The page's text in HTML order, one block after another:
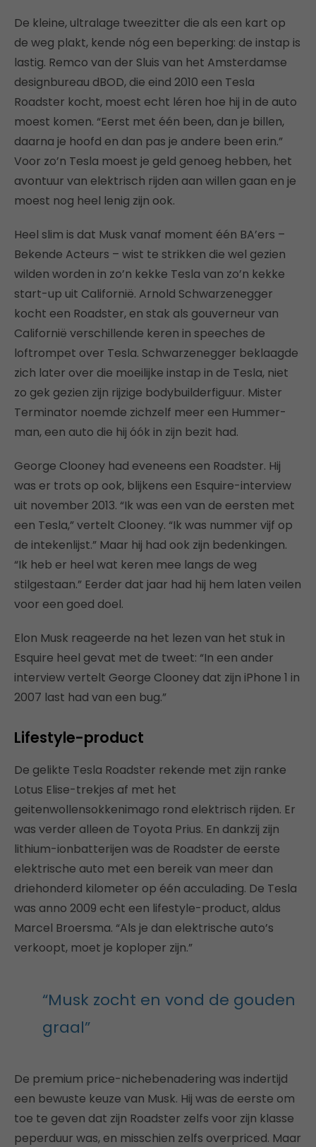
De kleine, ultralage tweezitter die als een kart op
de weg plakt, kende nóg een beperking: de instap is
lastig. Remco van der Sluis van het Amsterdamse
designbureau dBOD, die eind 2010 een Tesla
Roadster kocht, moest echt léren hoe hij in de auto
moest komen. “Eerst met één been, dan je billen,
daarna je hoofd en dan pas je andere been erin.”
Voor zo’n Tesla moest je geld genoeg hebben, het
avontuur van elektrisch rijden aan willen gaan en je
moest nog heel lenig zijn ook.
Heel slim is dat Musk vanaf moment één BA’ers –
Bekende Acteurs – wist te strikken die wel gezien
wilden worden in zo’n kekke Tesla van zo’n kekke
start-up uit Californië. Arnold Schwarzenegger
kocht een Roadster, en stak als gouverneur van
Californië verschillende keren in speeches de
loftrompet over Tesla. Schwarzenegger beklaagde
zich later over die moeilijke instap in de Tesla, niet
zo gek gezien zijn rijzige bodybuilderfiguur. Mister
Terminator noemde zichzelf meer een Hummer-
man, een auto die hij óók in zijn bezit had.
George Clooney had eveneens een Roadster. Hij
was er trots op ook, blijkens een Esquire-interview
uit november 2013. “Ik was een van de eersten met
een Tesla,” vertelt Clooney. “Ik was nummer vijf op
de intekenlijst.” Maar hij had ook zijn bedenkingen.
“Ik heb er heel wat keren mee langs de weg
stilgestaan.” Eerder dat jaar had hij hem laten veilen
voor een goed doel.
Elon Musk reageerde na het lezen van het stuk in
Esquire heel gevat met de tweet: “In een ander
interview vertelt George Clooney dat zijn iPhone 1 in
2007 last had van een bug.”
Lifestyle-product
De gelikte Tesla Roadster rekende met zijn ranke
Lotus Elise-trekjes af met het
geitenwollensokkenimago rond elektrisch rijden. Er
was verder alleen de Toyota Prius. En dankzij zijn
lithium-ionbatterijen was de Roadster de eerste
elektrische auto met een bereik van meer dan
driehonderd kilometer op één acculading. De Tesla
was anno 2009 echt een lifestyle-product, aldus
Marcel Broersma. “Als je dan elektrische auto’s
verkoopt, moet je koploper zijn.”
“Musk zocht en vond de gouden
graal”
De premium price-nichebenadering was indertijd
een bewuste keuze van Musk. Hij was de eerste om
toe te geven dat zijn Roadster zelfs voor zijn klasse
peperduur was, en misschien zelfs overpriced. Maar